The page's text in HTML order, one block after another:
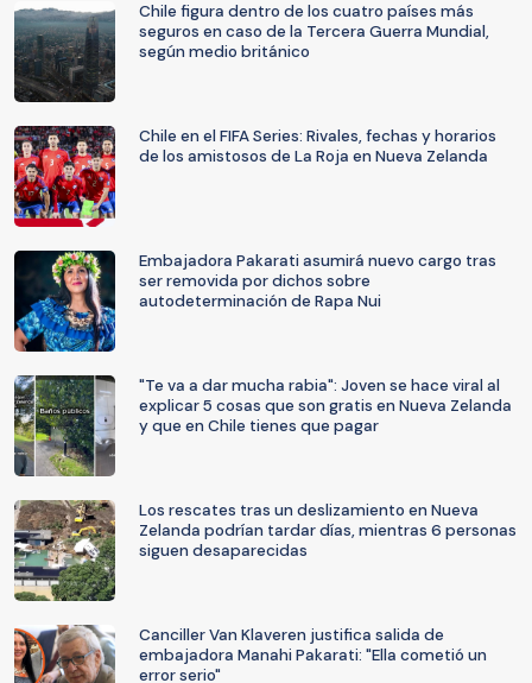
Chile figura dentro de los cuatro países más
seguros en caso de la Tercera Guerra Mundial,
según medio británico
Chile en el FIFA Series: Rivales, fechas y horarios
de los amistosos de La Roja en Nueva Zelanda
Embajadora Pakarati asumirá nuevo cargo tras
ser removida por dichos sobre
autodeterminación de Rapa Nui
"Te va a dar mucha rabia": Joven se hace viral al
explicar 5 cosas que son gratis en Nueva Zelanda
y que en Chile tienes que pagar
Los rescates tras un deslizamiento en Nueva
Zelanda podrían tardar días, mientras 6 personas
siguen desaparecidas
Canciller Van Klaveren justifica salida de
embajadora Manahi Pakarati: "Ella cometió un
error serio"